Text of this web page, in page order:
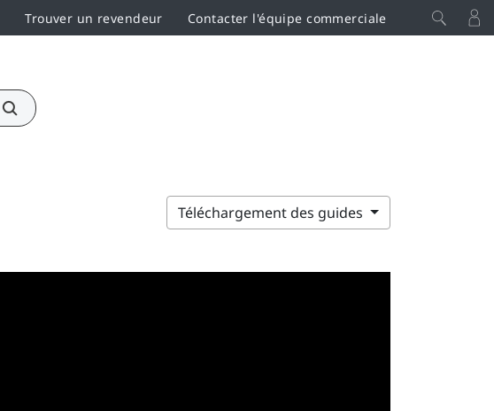
Trouver un revendeur Contacter l'équipe commerciale
Téléchargement des guides